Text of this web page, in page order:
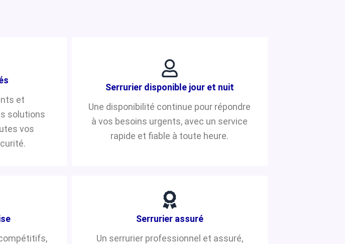
et
solutions
vos
Serrurier disponible jour et nuit
Une disponibilité continue pour répondre
à vos besoins urgents, avec un service
rapide et fiable à toute heure.
Serrurier assuré
Un serrurier professionnel et assuré,